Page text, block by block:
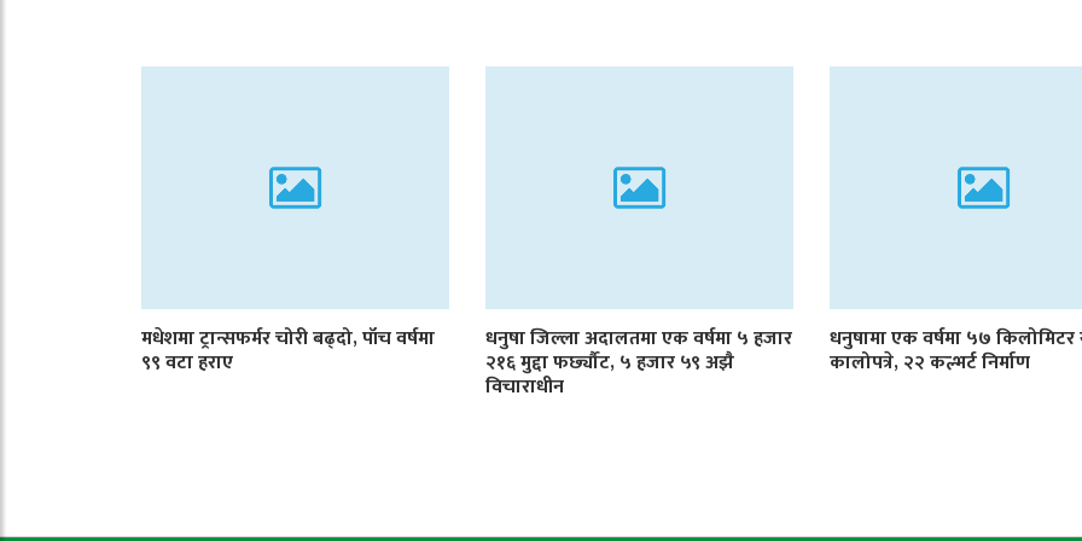
मधेशमा ट्रान्सफर्मर चोरी बढ्दो, पाँच वर्षमा
९९ वटा हराए
धनुषा जिल्ला अदालतमा एक वर्षमा ५ हजार
२१६ मुद्दा फर्छ्यौट, ५ हजार ५९ अझै
विचाराधीन
धनुषामा एक वर्षमा ५७
कालोपत्रे, २२ कल्भर्ट निर्माण